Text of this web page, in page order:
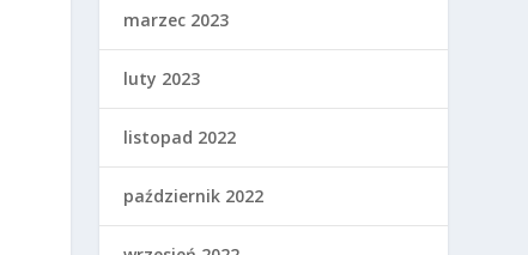
marzec 2023
luty 2023
listopad 2022
październik 2022